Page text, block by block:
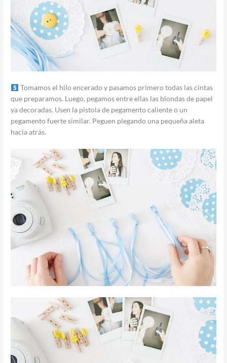
Tomamos el hilo encerado y pasamos primero todas las cintas
que preparamos. Luego, pegamos entre ellas las blondas de papel
ya decoradas. Usen la pistola de pegamento caliente o un
pegamento fuerte similar. Peguen plegando una pequeña aleta
hacia atrás.